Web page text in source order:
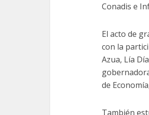
Conadis e
El acto de
con la
Azua, Lía
de
También